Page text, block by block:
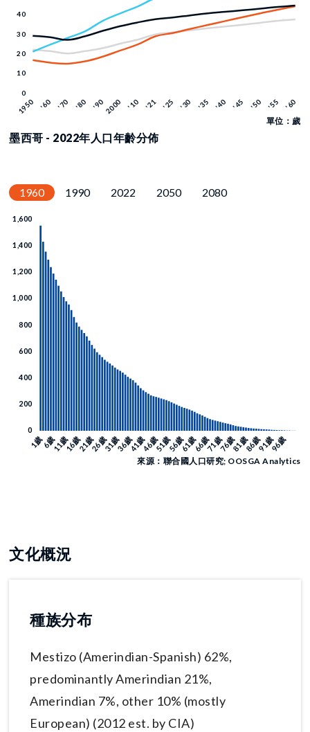
單位：歲
墨西哥 - 2022年人口年齡分佈
1960 1990 2022 2050 2080
來源：聯合國人口研究; OOSGA Analytics
文化概況
種族分布
Mestizo (Amerindian-Spanish) 62%,
predominantly Amerindian 21%,
Amerindian 7%, other 10% (mostly
European) (2012 est. by CIA)